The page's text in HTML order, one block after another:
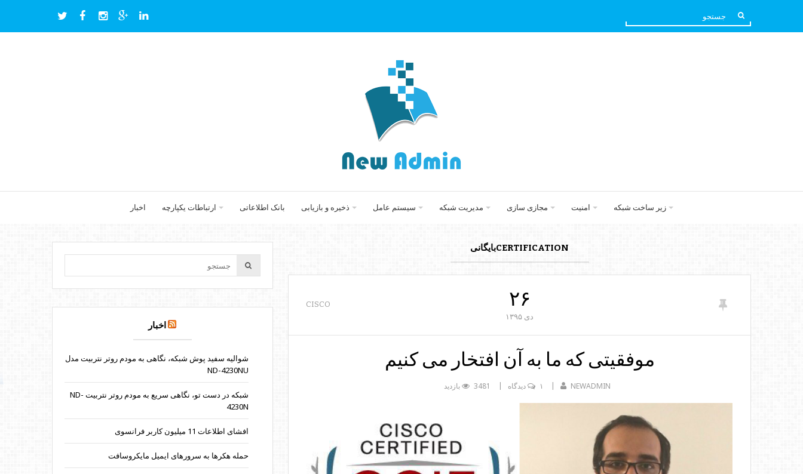
زیر ساخت شبکه امنیت مجازی سازی مدیریت شبکه سیستم عامل ذخیره و بازیابی بانک اطلاعاتی ارتباطات یکپارچه اخبار
CERTIFICATIONبایگانی
۲۶
دی ۱۳۹۵
CISCO
موفقیتی که ما به آن افتخار می کنیم
NEWADMIN ۱ دیدگاه 3481 بازدید
اخبار
شوالیه سفید پوش شبکه، نگاهی به مودم روتر نتربیت مدل
ND-4230NU
شبکه در دست تو، نگاهی سریع به مودم روتر نتربیت ND-
4230N
افشای اطلاعات 11 میلیون کاربر فرانسوی
حمله هکرها به سرورهای ایمیل مایکروسافت